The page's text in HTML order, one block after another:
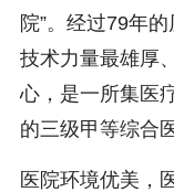
院”。经过79年
技术力量最雄厚
心，是一所集医
的三级甲等综合
医院环境优美，